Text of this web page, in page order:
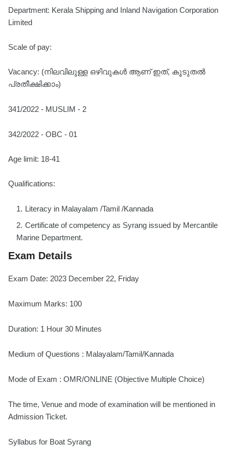
Department: Kerala Shipping and Inland Navigation Corporation
Limited
Scale of pay:
Vacancy: (നിലവിലുള്ള ഒഴിവുകൾ ആണ് ഇത്, കൂടുതൽ
പ്രതീക്ഷിക്കാം)
341/2022 - MUSLIM - 2
342/2022 - OBC - 01
Age limit: 18-41
Qualifications:
Literacy in Malayalam /Tamil /Kannada
Certificate of competency as Syrang issued by Mercantile
Marine Department.
Exam Details
Exam Date: 2023 December 22, Friday
Maximum Marks: 100
Duration: 1 Hour 30 Minutes
Medium of Questions : Malayalam/Tamil/Kannada
Mode of Exam : OMR/ONLINE (Objective Multiple Choice)
The time, Venue and mode of examination will be mentioned in
Admission Ticket.
Syllabus for Boat Syrang